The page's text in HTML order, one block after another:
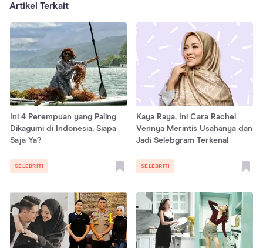
Artikel Terkait
Ini 4 Perempuan yang Paling
Dikagumi di Indonesia, Siapa
Saja Ya?
SELEBRITI
Kaya Raya, Ini Cara Rachel
Vennya Merintis Usahanya dan
Jadi Selebgram Terkenal
SELEBRITI